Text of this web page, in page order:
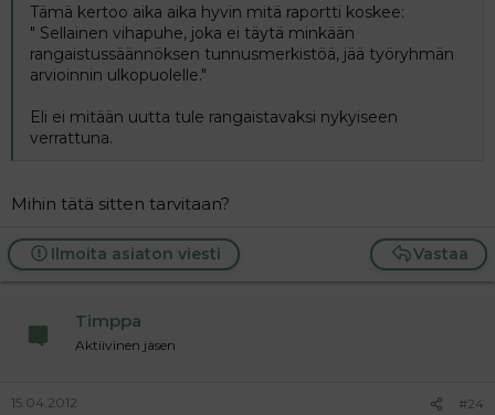
Tämä kertoo aika aika hyvin mitä raportti koskee:
" Sellainen vihapuhe, joka ei täytä minkään
rangaistussäännöksen tunnusmerkistöä, jää työryhmän
arvioinnin ulkopuolelle."
Eli ei mitään uutta tule rangaistavaksi nykyiseen
verrattuna.
Mihin tätä sitten tarvitaan?
Vastaa
Ilmoita asiaton viesti
Timppa
Aktiivinen jäsen
15.04.2012 #24